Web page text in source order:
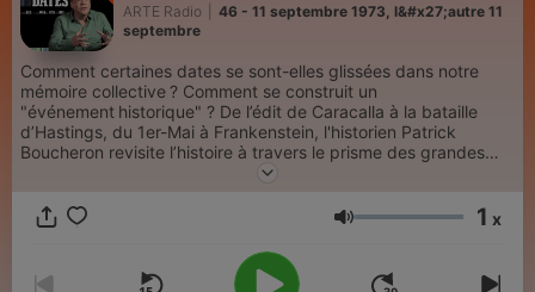
ARTE Radio
46 - 11 septembre 1973, l&#x27;autre 11
septembre
Comment certaines dates se sont-elles glissées dans notre
mémoire collective ? Comment se construit un
"événement historique" ? De l’édit de Caracalla à la bataille
d’Hastings, du 1er-Mai à Frankenstein, l'historien Patrick
Boucheron revisite l’histoire à travers le prisme des grandes
dates, inscrites dans les manuels scolaires et la mémoire
Radio est l'adaptation de l'émission d'ARTE.
Volume 1 x